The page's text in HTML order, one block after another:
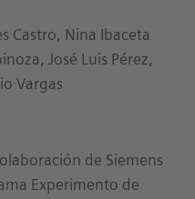
Castro, Nina Ibaceta
José Luis Pérez,
Vargas
de Siemens
Experimento de